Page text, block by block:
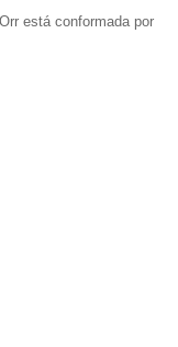
está conformada por